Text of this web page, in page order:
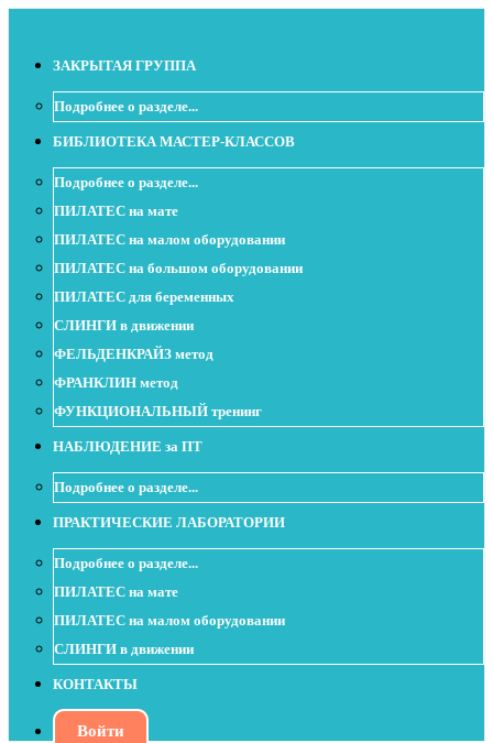
ЗАКРЫТАЯ ГРУППА
Подробнее о разделе...
БИБЛИОТЕКА МАСТЕР-КЛАССОВ
Подробнее о разделе...
ПИЛАТЕС на мате
ПИЛАТЕС на малом оборудовании
ПИЛАТЕС на большом оборудовании
ПИЛАТЕС для беременных
СЛИНГИ в движении
ФЕЛЬДЕНКРАЙЗ метод
ФРАНКЛИН метод
ФУНКЦИОНАЛЬНЫЙ тренинг
НАБЛЮДЕНИЕ за ПТ
Подробнее о разделе...
ПРАКТИЧЕСКИЕ ЛАБОРАТОРИИ
Подробнее о разделе...
ПИЛАТЕС на мате
ПИЛАТЕС на малом оборудовании
СЛИНГИ в движении
КОНТАКТЫ
Войти